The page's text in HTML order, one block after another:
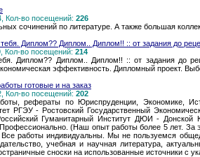
Кол-во посещений: 226
сочинений по литературе. А также большая
Диплом?? Диплом.. Диплом!! :: от задания до
Кол-во посещений: 214
Диплом?? Диплом.. Диплом!! :: от задания до
эффективность. Дипломный проект.
готовые и на заказ
Кол-во посещений: 202
рефераты по Юриспруденции, Экономике,
РГЭУ - Ростовский Государственный
Гуманитарный Институт ДЮИ - Донской
(Наш опыт работы более 5 лет. За
работы индивидуальны. Мы не пользуемся
учебная и научная литература,
сноски на использованные источники с